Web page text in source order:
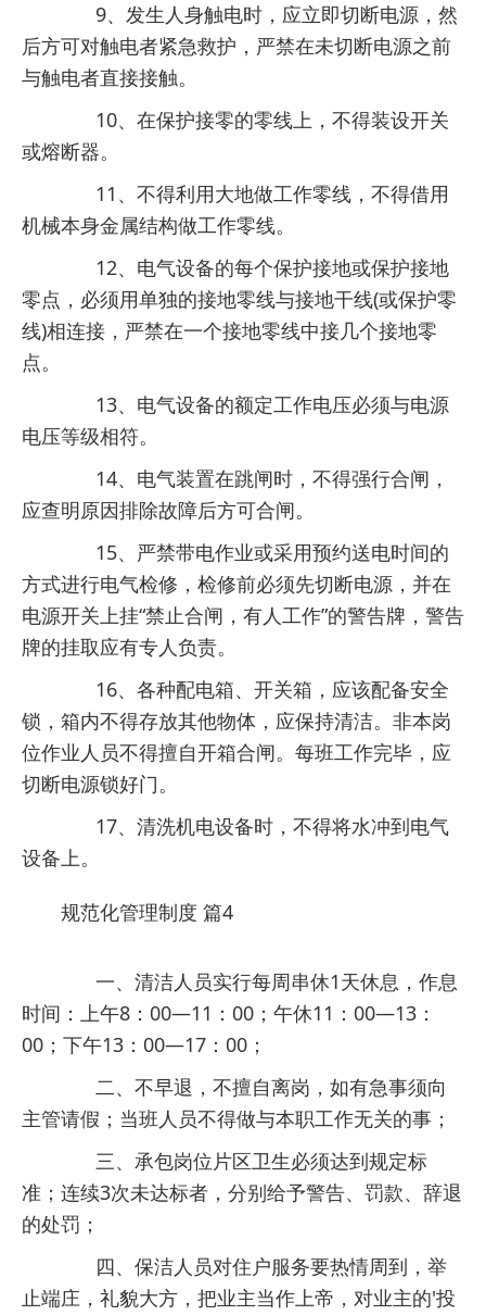
9、发生人身触电时，应立即切断电源，然
后方可对触电者紧急救护，严禁在未切断电源之前
与触电者直接接触。
10、在保护接零的零线上，不得装设开关
或熔断器。
11、不得利用大地做工作零线，不得借用
机械本身金属结构做工作零线。
12、电气设备的每个保护接地或保护接地
零点，必须用单独的接地零线与接地干线(或保护零
线)相连接，严禁在一个接地零线中接几个接地零
点。
13、电气设备的额定工作电压必须与电源
电压等级相符。
14、电气装置在跳闸时，不得强行合闸，
应查明原因排除故障后方可合闸。
15、严禁带电作业或采用预约送电时间的
方式进行电气检修，检修前必须先切断电源，并在
电源开关上挂“禁止合闸，有人工作”的警告牌，警告
牌的挂取应有专人负责。
16、各种配电箱、开关箱，应该配备安全
锁，箱内不得存放其他物体，应保持清洁。非本岗
位作业人员不得擅自开箱合闸。每班工作完毕，应
切断电源锁好门。
17、清洗机电设备时，不得将水冲到电气
设备上。
规范化管理制度 篇4
一、清洁人员实行每周串休1天休息，作息
时间：上午8：00―11：00；午休11：00―13：
00；下午13：00―17：00；
二、不早退，不擅自离岗，如有急事须向
主管请假；当班人员不得做与本职工作无关的事；
三、承包岗位片区卫生必须达到规定标
准；连续3次未达标者，分别给予警告、罚款、辞退
的处罚；
四、保洁人员对住户服务要热情周到，举
止端庄，礼貌大方，把业主当作上帝，对业主的'投